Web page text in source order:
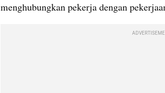
menghubungkan pekerja dengan